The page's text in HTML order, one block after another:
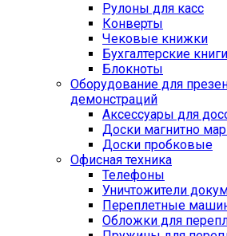
Рулоны для касс
Конверты
Чековые книжки
Бухгалтерские
Блокноты
Оборудование для
демонстраций
Аксессуары для
Доски магнитно
Доски пробковые
Офисная техника
Телефоны
Уничтожители
Переплетные
Обложки для